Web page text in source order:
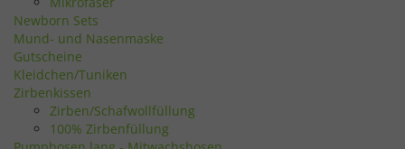
Newborn Sets
Mund- und Nasenmaske
Gutscheine
Kleidchen/Tuniken
Zirbenkissen
Zirben/Schafwollfüllung
100% Zirbenfüllung